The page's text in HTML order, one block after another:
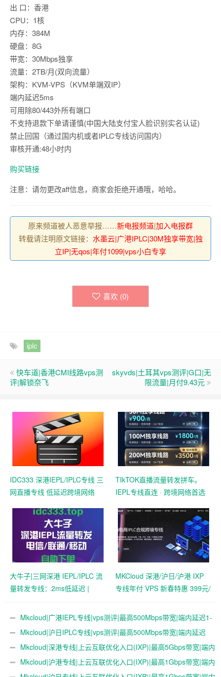
出 口：香港
CPU：1核
内存：384M
硬盘：8G
带宽：30Mbps独享
流量：2TB/月(双向流量）
架构：KVM-VPS（KVM单端双IP）
端内延迟5ms
可用除80/443外所有端口
不支持退款下单请谨慎(中国大陆支付宝人脸识别实名认证)
禁止回国（通过国内机或者IPLC专线访问国内）
审核开通:48小时内
购买链接
注意：请勿更改aff信息，商家会拒绝开通哦，哈哈。
原来频道被人恶意举报……新电报频道|加入电报群
转载请注明原文链接： 水墨云|广港IPLC|30M独享带宽|独
立IP|无qos|年付1099|vps小白专享
喜欢 (0)
iplc
快车道|香港CMI线路vps测
评|解锁奈飞
skyvds|土耳其vps测评|G口|无
限流量|月付9.43元
IDC333 深港IEPL/IPLC专线 三
网直播专线 低延迟跨境网络
TIkTOK直播流量转发拼车。
IEPL专线直连 · 跨境网络首选
大牛子|三网深港 IEPL/IPLC 流
量转发专线：2ms低延迟 |
MKCloud 深港/沪日/沪港 IXP
专线年付 VPS 新春特惠 399元/
Mkcloud|广港IEPL专线|vps测评|最高500Mbps带宽|端内延迟1-
2ms|跨境电商IPLC合规跨境专线
Mkcloud|沪日IPLC专线|vps测评|最高500Mbps带宽|端内延迟
25~28ms|跨境电商IPLC合规跨境专线
Mkcloud|深港专线|上云互联优化入口(IXP)|最高5Gbps带宽|端内
延迟1-2ms|跨境电商IPLC合规跨境专线
Mkcloud|沪港专线|上云互联优化入口(IXP)|最高1Gbps带宽|端内